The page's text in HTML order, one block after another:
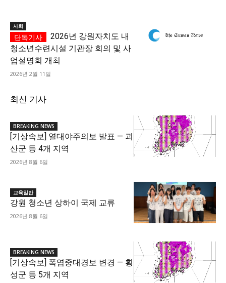
사회
2026년 강원자치도 내
청소년수련시설 기관장 회의 및 사
업설명회 개최
2026년 2월 11일
최신 기사
BREAKING NEWS
[기상속보] 열대야주의보 발표 — 괴
산군 등 4개 지역
2026년 8월 6일
교육일반
강원 청소년 상하이 국제 교류
2026년 8월 6일
BREAKING NEWS
[기상속보] 폭염중대경보 변경 — 횡
성군 등 5개 지역